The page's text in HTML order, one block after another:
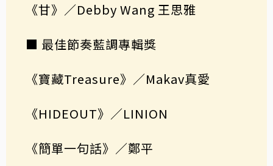
《甘》／Debby Wang 王思雅
■ 最佳節奏藍調專輯獎
《寶藏Treasure》／Makav真愛
《HIDEOUT》／LINION
《簡單一句話》／鄭平